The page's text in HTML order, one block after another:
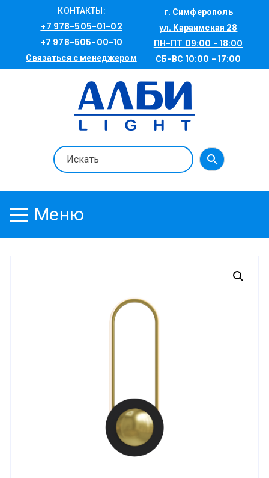
КОНТАКТЫ:
+7 978-505-01-02
+7 978-505-00-10
Связаться с менеджером
г. Симферополь
ул. Караимская 28
ПН-ПТ 09:00 - 18:00
СБ-ВС 10:00 - 17:00
Меню